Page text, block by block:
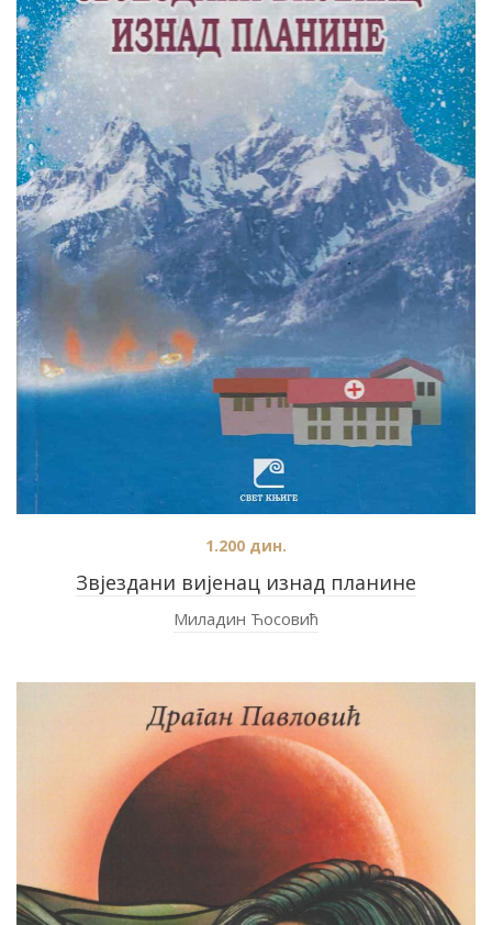
Звјездани вијенац изнад планине
1.200 дин.
Миладин Ћосовић